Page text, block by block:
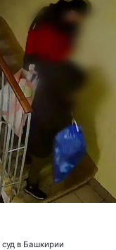
суд в Башкирии